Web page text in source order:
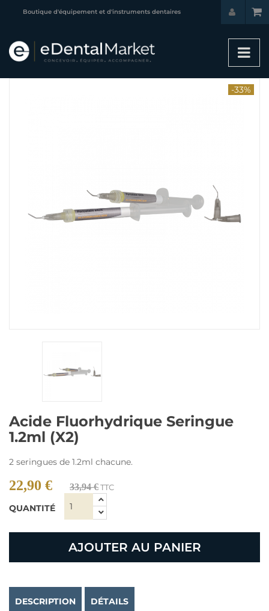
Boutique d'équipement et d'instruments dentaires
-33%
Acide Fluorhydrique Seringue
1.2ml (x2)
2 seringues de 1.2ml chacune.
22,90 € 33,94 €TTC
QUANTITÉ
AJOUTER AU PANIER
DESCRIPTION DÉTAILS